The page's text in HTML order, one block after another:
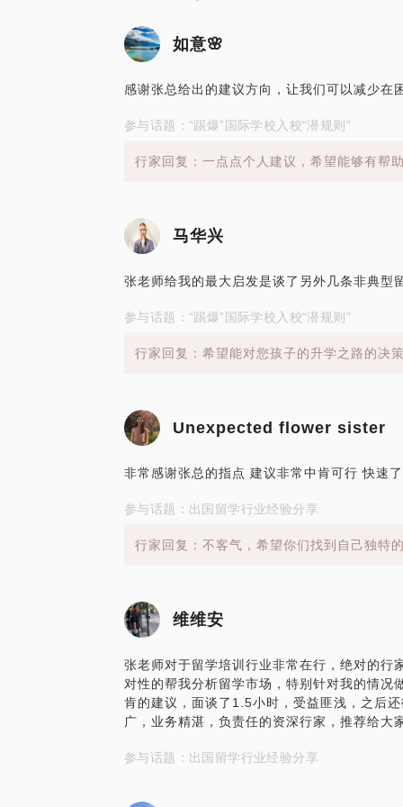
如意🌸
感谢张总给出的建议方向，让我们可以减少在
参与话题：“踢爆”国际学校入校“潜规则”
行家回复：一点点个人建议，希望能够有帮
马华兴
张老师给我的最大启发是谈了另外几条非典型
参与话题：“踢爆”国际学校入校“潜规则”
行家回复：希望能对您孩子的升学之路的决
Unexpected flower sister
非常感谢张总的指点 建议非常中肯可行 快速
参与话题：出国留学行业经验分享
行家回复：不客气，希望你们找到自己独特
维维安
张老师对于留学培训行业非常在行，绝对的行
对性的帮我分析留学市场，特别针对我的情况
肯的建议，面谈了1.5小时，受益匪浅，之后
广，业务精湛，负责任的资深行家，推荐给大
参与话题：出国留学行业经验分享